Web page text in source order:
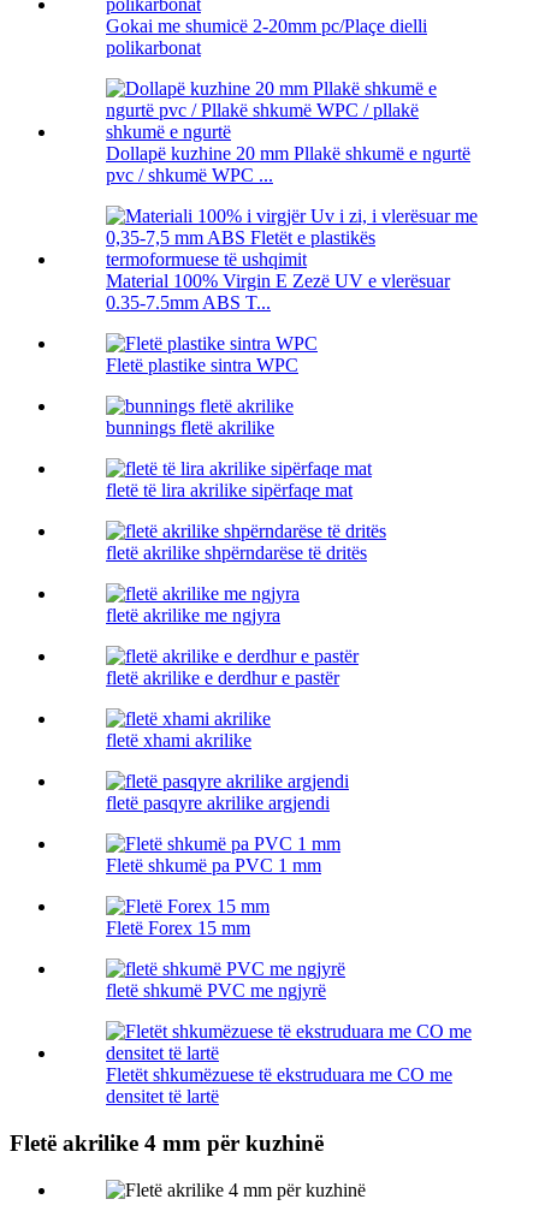
Gokai me shumicë 2-20mm pc/Plaçe dielli
polikarbonat
Dollapë kuzhine 20 mm Pllakë shkumë e ngurtë
pvc / shkumë WPC ...
Material 100% Virgin E Zezë UV e vlerësuar
0.35-7.5mm ABS T...
Fletë plastike sintra WPC
bunnings fletë akrilike
fletë të lira akrilike sipërfaqe mat
fletë akrilike shpërndarëse të dritës
fletë akrilike me ngjyra
fletë akrilike e derdhur e pastër
fletë xhami akrilike
fletë pasqyre akrilike argjendi
Fletë shkumë pa PVC 1 mm
Fletë Forex 15 mm
fletë shkumë PVC me ngjyrë
Fletët shkumëzuese të ekstruduara me CO me
densitet të lartë
Fletë akrilike 4 mm për kuzhinë